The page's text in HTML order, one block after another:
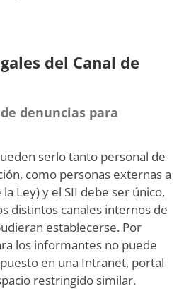
del Canal de
denuncias para
serlo tanto personal de
como personas externas a
Ley) y el SII debe ser único,
distintos canales internos de
establecerse. Por
los informantes no puede
en una Intranet, portal
restringido similar.